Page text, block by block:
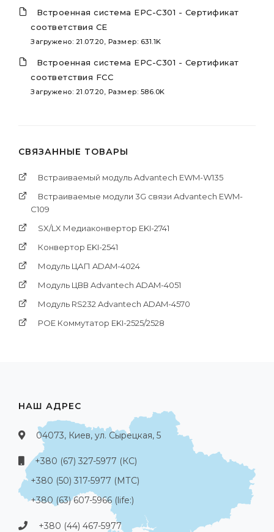
Встроенная система EPC-C301 - Сертификат
соответствия CE
Загружено: 21.07.20, Размер: 631.1K
Встроенная система EPC-C301 - Сертификат
соответствия FCC
Загружено: 21.07.20, Размер: 586.0K
СВЯЗАННЫЕ ТОВАРЫ
Встраиваемый модуль Advantech EWM-W135
Встраиваемые модули 3G связи Advantech EWM-
C109
SX/LX Медиаконвертор EKI-2741
Конвертор EKI-2541
Модуль ЦАП ADAM-4024
Модуль ЦВВ Advantech ADAM-4051
Модуль RS232 Advantech ADAM-4570
POE Коммутатор EKI-2525/2528
НАШ АДРЕС
04073, Киев, ул. Сырецкая, 5
+380 (67) 327-5977 (КС)
+380 (50) 317-5977 (МТС)
+380 (63) 607-5966 (life:)
+380 (44) 467-5977